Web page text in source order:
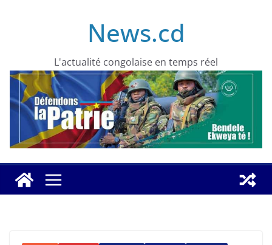
News.cd
L'actualité congolaise en temps réel